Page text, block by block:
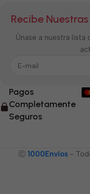
Recibe
Únase a nuestra lista
Pagos
Completamente
Seguros
Ⓒ 1000Envíos -